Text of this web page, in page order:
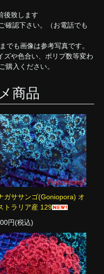
後致します
確認下さい。（お電話でも
でも画像は参考写真です。
ズや色合い、ポリプ数等変わ
購入ください。
商品
ガササンゴ(Goniopora) オ
トラリア産 129
円(税込)